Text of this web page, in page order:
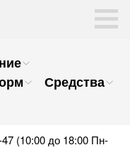
Средства
(10:00 до 18:00 Пн-